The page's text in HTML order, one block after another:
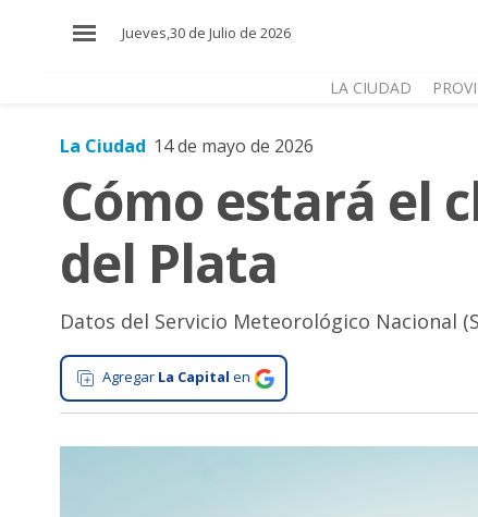
Jueves,30 de Julio de 2026
LA CIUDAD
Mundo
Zona
Cultura
Tecnología
La Ciudad 14 de mayo de 2026
Cómo estará el
del Plata
Datos del Servicio Meteorológico Nacional
Agregar La Capital en